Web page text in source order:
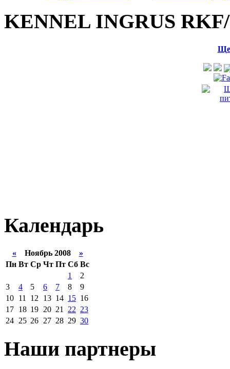
KENNEL INGRUS
Календарь
«Ноябрь 2008 »
Пн Вт Ср Чт Пт Сб Вс
1
2
3
4 5 6 7 8
9
10 11 12 13 14 15 16
17 18 19 20 21 22 23
24 25 26 27 28 29 30
Наши партнеры